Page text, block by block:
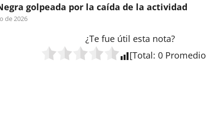
golpeada por la caída de la actividad
de 2026
¿Te fue útil esta nota?
[Total: 0 Promedio